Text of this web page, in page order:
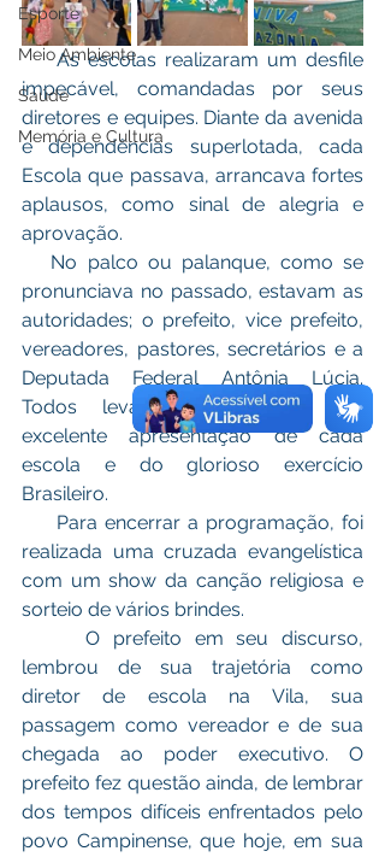
Esporte
Meio Ambiente
Saúde
Memória e Cultura
    As escolas realizaram um desfile
impecável, comandadas por seus
diretores e equipes. Diante da avenida
e dependências superlotada, cada
Escola que passava, arrancava fortes
aplausos, como sinal de alegria e
aprovação.
pronunciava no passado, estavam as
autoridades; o prefeito, vice prefeito,
vereadores, pastores, secretários e a
Deputada Federal Antônia Lúcia.
Todos levados ao delírio pela
excelente apresentação de cada
escola e do glorioso exercício
Brasileiro.
realizada uma cruzada evangelística
com um show da canção religiosa e
sorteio de vários brindes.
     O prefeito em seu discurso,
lembrou de sua trajetória como
diretor de escola na Vila, sua
passagem como vereador e de sua
chegada ao poder executivo. O
prefeito fez questão ainda, de lembrar
dos tempos difíceis enfrentados pelo
povo Campinense, que hoje, em sua